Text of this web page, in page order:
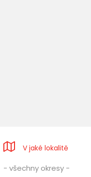
V jaké lokalitě
- všechny okresy -